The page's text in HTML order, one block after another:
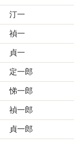
汀一
禎一
貞一
定一郎
悌一郎
禎一郎
貞一郎